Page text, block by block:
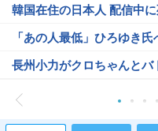
韓国在住の日本人 配信中
「あの人最低」ひろゆき
長州小力がクロちゃんとバ